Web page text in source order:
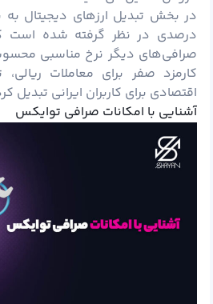
درصدی در نظر گرفته شده است
صرافی‌های دیگر نرخ مناسبی
کارمزد صفر برای معاملات
اقتصادی برای کاربران ایرانی تبدیل
آشنایی با امکانات صرافی توایکس